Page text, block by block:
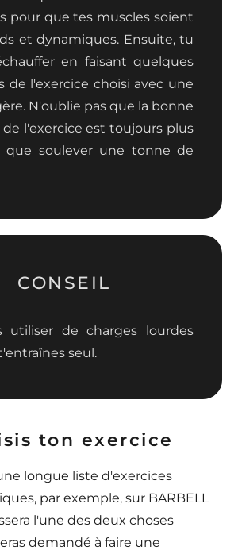
pour que tes muscles soient
et dynamiques. Ensuite, tu
en faisant quelques
de l'exercice choisi avec une
N'oublie pas que la bonne
l'exercice est toujours plus
que soulever une tonne de
CONSEIL
utiliser de charges lourdes
seul.
ton exercice
longue liste d'exercices
par exemple, sur BARBELL
l'une des deux choses
demandé à faire une